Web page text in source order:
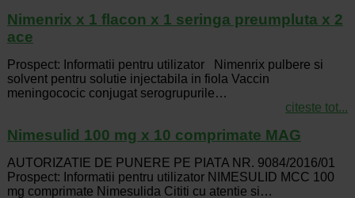
Nimenrix x 1 flacon x 1 seringa preumpluta x 2
ace
Prospect: Informatii pentru utilizator Nimenrix pulbere si
solvent pentru solutie injectabila in fiola Vaccin
meningococic conjugat serogrupurile…
citeste tot...
Nimesulid 100 mg x 10 comprimate MAG
AUTORIZATIE DE PUNERE PE PIATA NR. 9084/2016/01
Prospect: Informatii pentru utilizator NIMESULID MCC 100
mg comprimate Nimesulida Cititi cu atentie si…